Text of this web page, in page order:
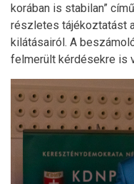
korában is stabilan”
részletes tájékoztatást
kilátásairól. A
felmerült kérdésekre is